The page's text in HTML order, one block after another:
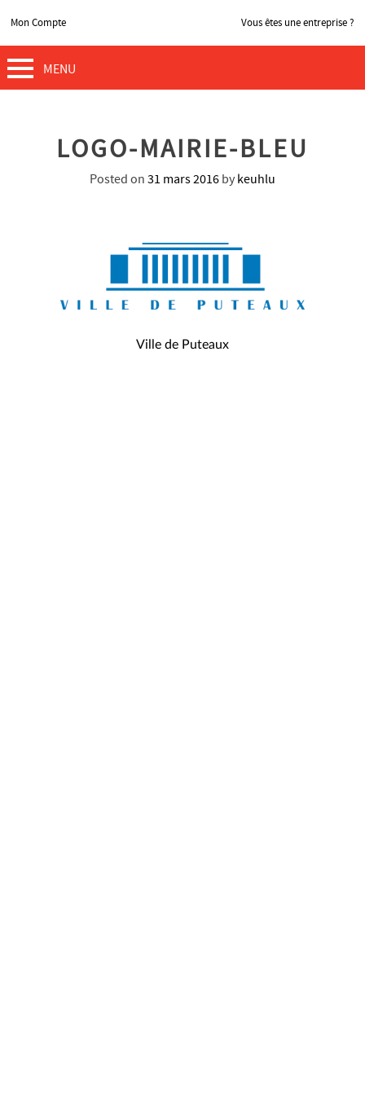
Mon Compte Vous êtes une entreprise ?
MENU
LOGO-MAIRIE-BLEU
Posted on 31 mars 2016 by keuhlu
Ville de Puteaux